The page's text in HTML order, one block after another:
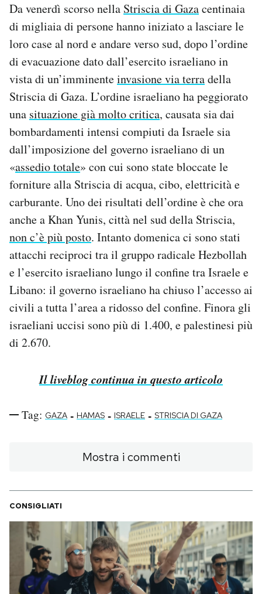
AREA PERSONALE
Area Personale
Newsletter
Notifiche mobile
Regala il Post
Hai bisogno di aiuto?
Da venerdì scorso nella Striscia di Gazacentinaia
di migliaia di persone hanno iniziato a lasciare le
loro case al nord e andare verso sud, dopo l’ordine
di evacuazione dato dall’esercito israeliano in
vista di un’imminenteinvasione via terradella
Striscia di Gaza. L’ordine israeliano ha peggiorato
una situazione già molto critica, causata sia dai
bombardamenti intensi compiuti da Israele sia
dall’imposizione del governo israeliano di un
«assedio totale» con cui sono state bloccate le
forniture alla Striscia di acqua, cibo, elettricità e
carburante. Uno dei risultati dell’ordine è che ora
anche a Khan Yunis, città nel sud della Striscia,
non c’è più posto. Intanto domenica ci sono stati
attacchi reciproci tra il gruppo radicale Hezbollah
e l’esercito israeliano lungo il confine tra Israele e
Libano: il governo israeliano ha chiuso l’accesso ai
civili a tutta l’area a ridosso del confine. Finora gli
israeliani uccisi sono più di 1.400, e palestinesi più
di 2.670.
Il liveblog continua in questo articolo
Tag: GAZA - HAMAS - ISRAELE - STRISCIA DI GAZA
Mostra i commenti
CONSIGLIATI